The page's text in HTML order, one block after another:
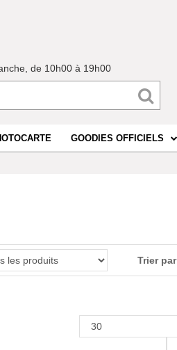
de 10h00 à 19h00
GOODIES OFFICIELS
Trier par